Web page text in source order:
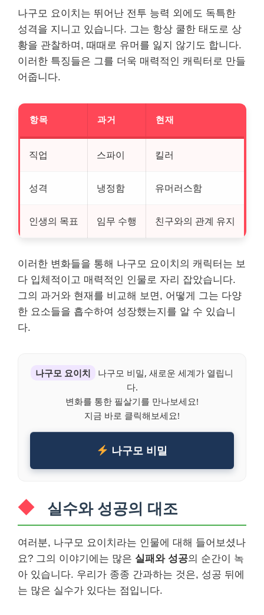
나구모 요이치는 뛰어난 전투 능력 외에도 독특한
성격을 지니고 있습니다. 그는 항상 쿨한 태도로 상
황을 관찰하며, 때때로 유머를 잃지 않기도 합니다.
이러한 특징들은 그를 더욱 매력적인 캐릭터로 만들
어줍니다.
항목 과거 현재
직업 스파이 킬러
성격 냉정함 유머러스함
인생의 목표 임무 수행 친구와의 관계 유지
이러한 변화들을 통해 나구모 요이치의 캐릭터는 보
다 입체적이고 매력적인 인물로 자리 잡았습니다.
그의 과거와 현재를 비교해 보면, 어떻게 그는 다양
한 요소들을 흡수하여 성장했는지를 알 수 있습니
다.
나구모 요이치
나구모 비밀, 새로운 세계가 열립니
다.
변화를 통한 필살기를 만나보세요!
지금 바로 클릭해보세요!
나구모 비밀
실수와 성공의 대조
여러분, 나구모 요이치라는 인물에 대해 들어보셨나
요? 그의 이야기에는 많은 실패와 성공의 순간이 녹
아 있습니다. 우리가 종종 간과하는 것은, 성공 뒤에
는 많은 실수가 있다는 점입니다.